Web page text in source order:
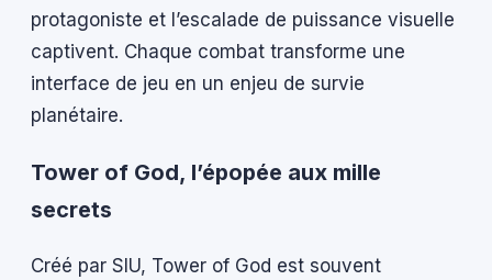
protagoniste et l’escalade de puissance visuelle
captivent. Chaque combat transforme une
interface de jeu en un enjeu de survie
planétaire.
Tower of God, l’épopée aux mille
secrets
Créé par SIU, Tower of God est souvent